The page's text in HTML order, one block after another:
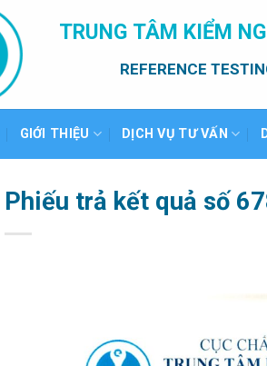
TRUNG TÂM KIỂM
REFERENCE
GIỚI THIỆU DỊCH VỤ TƯ VẤN
Phiếu trả kết quả số